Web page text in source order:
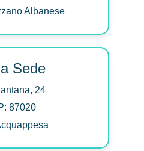
Albanese
Sede
24
87020